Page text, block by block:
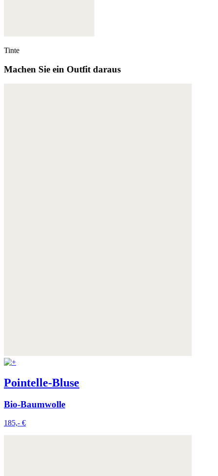
Tinte
Machen Sie ein Outfit daraus
Pointelle-Bluse
Bio-Baumwolle
185,- €